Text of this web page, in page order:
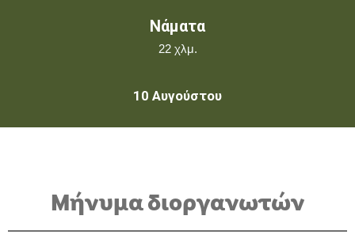
Νάματα
22 χλμ.
10 Αυγούστου
Μήνυμα διοργανωτών